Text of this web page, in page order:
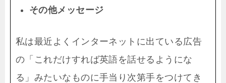
その他メッセージ
私は最近よくインターネットに出ている広告
の「これだけすれば英語を話せるようにな
る」みたいなものに手当り次第手をつけてき